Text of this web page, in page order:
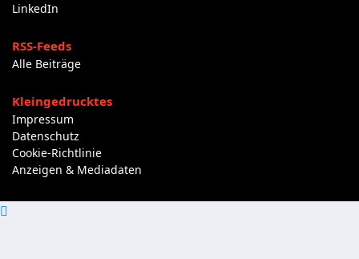
LinkedIn
RSS-Feeds
Alle Beiträge
Kleingedrucktes
Impressum
Datenschutz
Cookie-Richtlinie
Anzeigen & Mediadaten